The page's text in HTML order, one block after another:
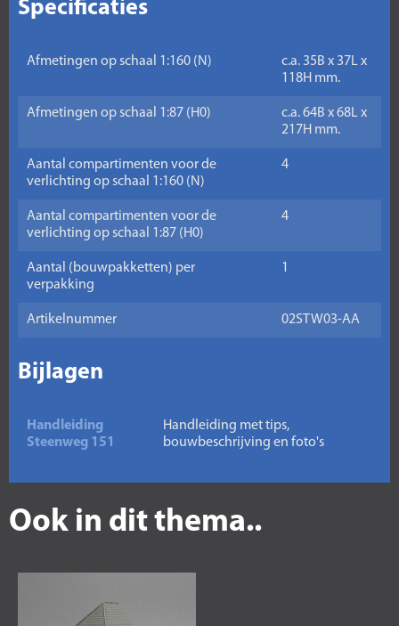
Specificaties
Afmetingen op schaal 1:160 (N)
c.a. 35B x 37L x
118H mm.
Afmetingen op schaal 1:87 (H0)
c.a. 64B x 68L x
217H mm.
Aantal compartimenten voor de
verlichting op schaal 1:160 (N)
4
Aantal compartimenten voor de
verlichting op schaal 1:87 (H0)
4
Aantal (bouwpakketten) per
verpakking
1
Artikelnummer 02STW03-AA
Bijlagen
Handleiding
Steenweg 151
Handleiding met tips,
bouwbeschrijving en foto's
Ook in dit thema..